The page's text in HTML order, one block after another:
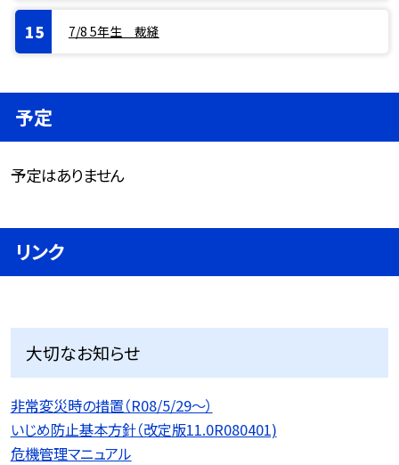
7/8 5年生 裁縫
予定
予定はありません
リンク
大切なお知らせ
非常変災時の措置（R08/5/29〜）
いじめ防止基本方針（改定版11.0R080401)
危機管理マニュアル